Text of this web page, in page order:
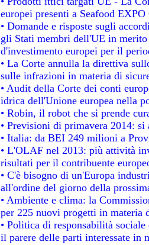
europei presenti a Seafood
• Domande e risposte sugli
gli Stati membri dell'UE in
d'investimento europei per il
• La Corte annulla la direttiva
sulle infrazioni in materia di
• Audit della Corte dei conti
idrica dell'Unione europea nella
• Robin, il robot che si prende
• Previsioni di primavera 2014: si
• Italia: da BEI 249 milioni a
• L'OLAF nel 2013: più attività
risultati per il contribuente
• C'è bisogno di un'Europa
all'ordine del giorno della
• Ambiente e clima: la
per 225 nuovi progetti in materia
• Politica di responsabilità
il parere delle parti interessate in